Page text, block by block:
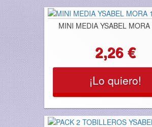
MINI MEDIA YSABEL
2,26 €
¡Lo quiero!